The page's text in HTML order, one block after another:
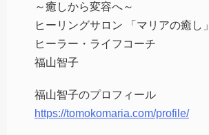
～癒しから変容へ～
ヒーリングサロン 「マリアの癒し」
ヒーラー・ライフコーチ
福山智子
福山智子のプロフィール
https://tomokomaria.com/profile/